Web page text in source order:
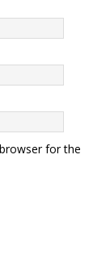
for the